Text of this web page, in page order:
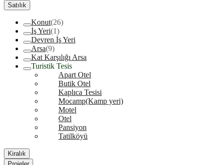
Satılık
Konut(26)
İş Yeri(1)
Devren İş Yeri
Arsa(9)
Kat Karşılığı Arsa
Turistik Tesis
Apart Otel
Butik Otel
Kaplıca Tesisi
Mocamp(Kamp yeri)
Motel
Otel
Pansiyon
Tatilköyü
Kiralık